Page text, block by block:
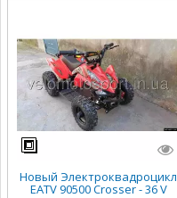
Новый Электроквадроцикл
EATV 90500 Crosser - 36 V